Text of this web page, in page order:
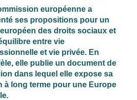
européenne a
ses propositions pour un
des droits sociaux et
entre vie
et vie privée. En
elle publie un document de
dans lequel elle expose sa
à long terme pour une Europe